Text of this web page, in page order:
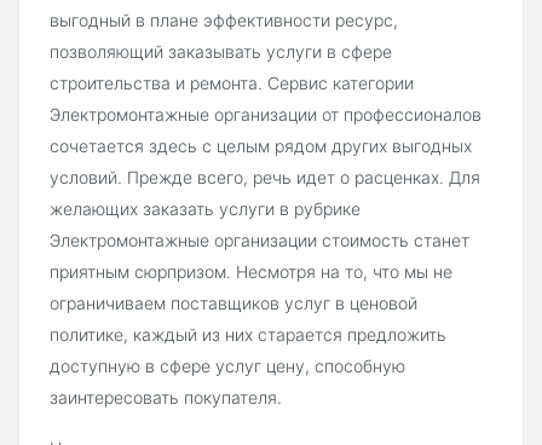
выгодный в плане эффективности ресурс,
позволяющий заказывать услуги в сфере
строительства и ремонта. Сервис категории
Электромонтажные организации от профессионалов
сочетается здесь с целым рядом других выгодных
условий. Прежде всего, речь идет о расценках. Для
желающих заказать услуги в рубрике
Электромонтажные организации стоимость станет
приятным сюрпризом. Несмотря на то, что мы не
ограничиваем поставщиков услуг в ценовой
политике, каждый из них старается предложить
доступную в сфере услуг цену, способную
заинтересовать покупателя.